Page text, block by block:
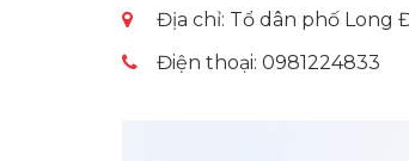
Địa chỉ: Tổ dân phố Long
Điện thoại: 0981224833